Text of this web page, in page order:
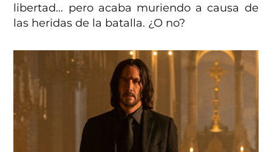
libertad… pero acaba muriendo a causa de
las heridas de la batalla. ¿O no?